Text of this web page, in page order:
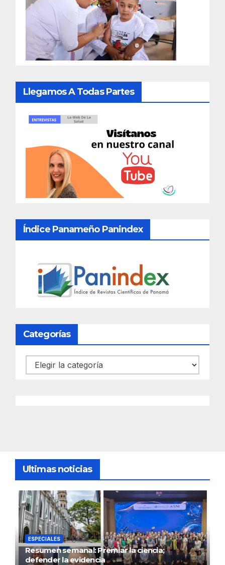
Llegamos A Todas Partes
Índice Panameño Panindex
Categorías
Categorías
Ultimas noticias
ESPECIALES
Resumen semanal: Premiar la ciencia;
defender la evidencia